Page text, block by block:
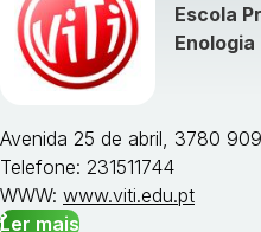
Escola
Avenida 25 de abril, 3780
Telefone: 231511744
WWW: www.viti.edu.pt
Ler mais